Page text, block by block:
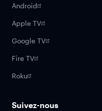
Android
Apple TV
Google TV
Fire TV
Roku
Suivez-nous